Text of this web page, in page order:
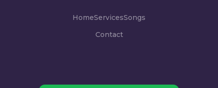
HomeServicesSongs
Contact